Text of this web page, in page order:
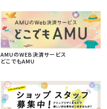
AMUのWEB決済サービス
どこでもAMU